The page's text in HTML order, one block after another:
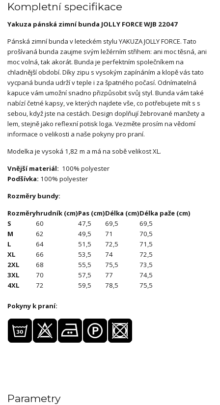
Kompletní specifikace
Yakuza pánská zimní bunda JOLLY FORCE WJB 22047
Pánská zimní bunda v leteckém stylu YAKUZA JOLLY FORCE. Tato
prošívaná bunda zaujme svým ležérním střihem: ani moc těsná, ani
moc volná, tak akorát. Bunda je perfektním společníkem na
chladnější období. Díky zipu s vysokým zapínáním a klopě vás tato
vycpaná bunda udrží v teple i za špatného počasí. Odnímatelná
kapuce vám umožní snadno přizpůsobit svůj styl. Bunda vám také
nabízí četné kapsy, ve kterých najdete vše, co potřebujete mít s s
sebou, když jste na cestách. Design doplňují žebrované manžety a
lem, stejně jako reflexní potisk loga. Vezměte prosím na vědomí
informace o velikosti a naše pokyny pro praní.
Modelka je vysoká 1,82 m a má na sobě velikost XL.
Vnější materiál: 100% polyester
Podšívka: 100% polyester
Rozměry bundy:
Rozměryhrudník (cm)Pas (cm)Délka (cm)Délka paže (cm)
S
60 47,5 69,5
69,5
M
62 49,5 71
70,5
L
64 51,5 72,5
71,5
XL
66 53,5 74
72,5
2XL
68 55,5 75,5
73,5
3XL
70 57,5 77
74,5
4XL
72 59,5 78,5 75,5
Pokyny k praní:
Parametry